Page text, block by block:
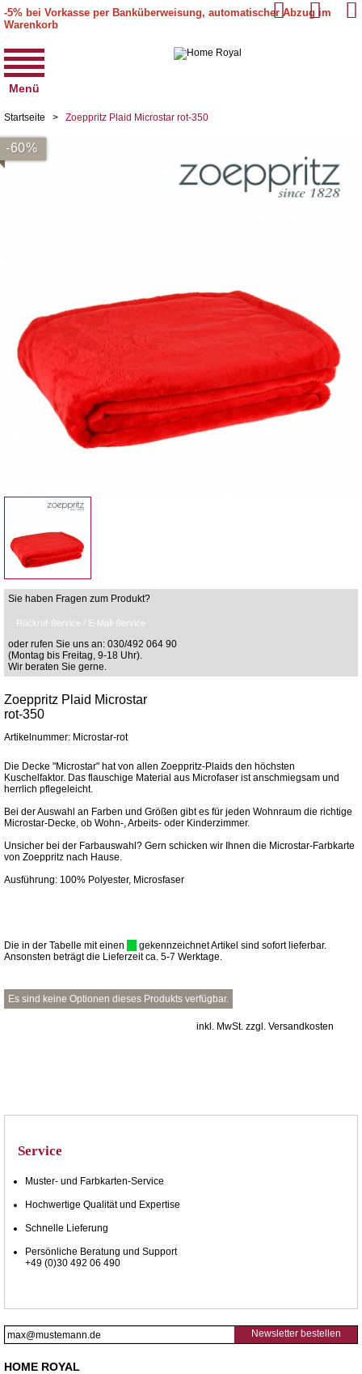
-5% bei Vorkasse per Banküberweisung, automatischer Abzug im
Warenkorb
Menü
Startseite > Zoeppritz Plaid Microstar rot-350
-60%
Sie haben Fragen zum Produkt?
Rückruf-Service / E-Mail-Service
oder rufen Sie uns an: 030/492 064 90
(Montag bis Freitag, 9-18 Uhr).
Wir beraten Sie gerne.
Zoeppritz Plaid Microstar
rot-350
Artikelnummer: Microstar-rot
Die Decke "Microstar" hat von allen Zoeppritz-Plaids den höchsten
Kuschelfaktor. Das flauschige Material aus Microfaser ist anschmiegsam und
herrlich pflegeleicht.
Bei der Auswahl an Farben und Größen gibt es für jeden Wohnraum die richtige
Microstar-Decke, ob Wohn-, Arbeits- oder Kinderzimmer.
Unsicher bei der Farbauswahl? Gern schicken wir Ihnen die Microstar-Farbkarte
von Zoeppritz nach Hause.
Ausführung: 100% Polyester, Microsfaser
Die in der Tabelle mit einen
gekennzeichnet Artikel sind sofort lieferbar.
Ansonsten beträgt die Lieferzeit ca. 5-7 Werktage.
Es sind keine Optionen dieses Produkts verfügbar.
inkl. MwSt. zzgl. Versandkosten
Service
Muster- und Farbkarten-Service
Hochwertige Qualität und Expertise
Schnelle Lieferung
Persönliche Beratung und Support
+49 (0)30 492 06 490
Newsletter bestellen
HOME ROYAL